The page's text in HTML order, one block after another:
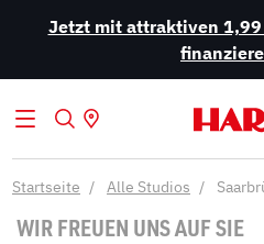
Jetzt mit attraktiven
Startseite Alle Studios
WIR FREUEN UNS AUF SIE